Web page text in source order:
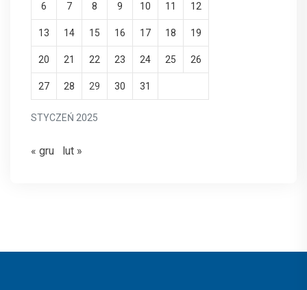
STYCZEŃ 2025
6 7 8 9 10 11 12
13 14 15 16 17 18 19
20 21 22 23 24 25 26
27 28 29 30 31
« gru lut »